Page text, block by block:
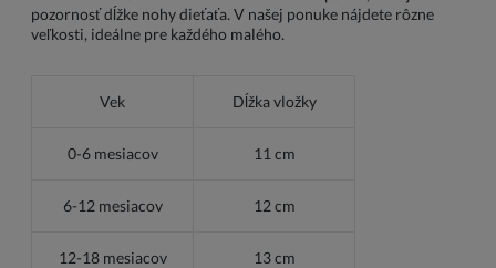
pozornosť dĺžke nohy dieťaťa. V našej ponuke nájdete rôzne
veľkosti, ideálne pre každého malého.
Vek Dĺžka vložky
0-6 mesiacov 11 cm
6-12 mesiacov 12 cm
12-18 mesiacov 13 cm